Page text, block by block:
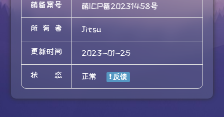
萌备案号 萌ICP备20231458号
所有者 Jitsu
更新时间 2023-01-25
状态 正常